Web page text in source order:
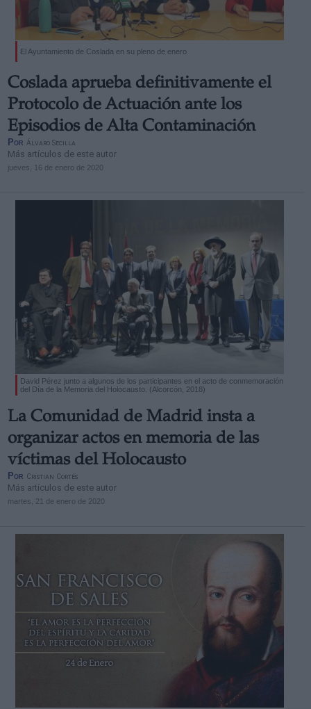
El Ayuntamiento de Coslada en su pleno de enero
Coslada aprueba definitivamente el
Protocolo de Actuación ante los
Episodios de Alta Contaminación
Por Álvaro Secilla
Más artículos de este autor
jueves, 16 de enero de 2020
David Pérez junto a algunos de los participantes en el acto de conmemoración
del Día de la Memoria del Holocausto. (Alcorcón, 2018)
La Comunidad de Madrid insta a
organizar actos en memoria de las
víctimas del Holocausto
Por Cristian Cortés
Más artículos de este autor
martes, 21 de enero de 2020